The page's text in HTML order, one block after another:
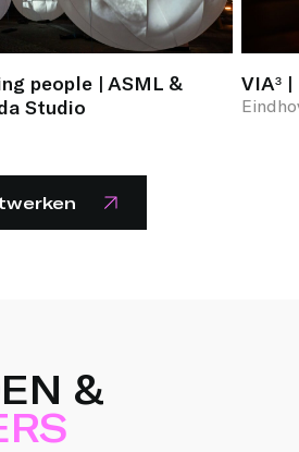
people | ASML &
Studio
VIA³
&